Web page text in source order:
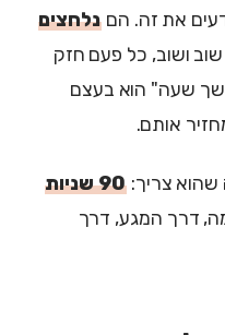
את זה. הם נלחצים
ושוב, כל פעם חזק
שעה" הוא בעצם
אותם.
שהוא צריך:
90 שניות
דרך המגע, דרך